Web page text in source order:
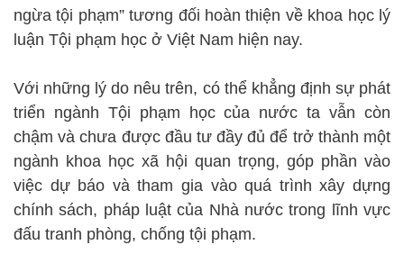
ngừa tội phạm” tương đối hoàn thiện về khoa học lý
luận Tội phạm học ở Việt Nam hiện nay.
Với những lý do nêu trên, có thể khẳng định sự phát
triển ngành Tội phạm học của nước ta vẫn còn
chậm và chưa được đầu tư đầy đủ để trở thành một
ngành khoa học xã hội quan trọng, góp phần vào
việc dự báo và tham gia vào quá trình xây dựng
chính sách, pháp luật của Nhà nước trong lĩnh vực
đấu tranh phòng, chống tội phạm.